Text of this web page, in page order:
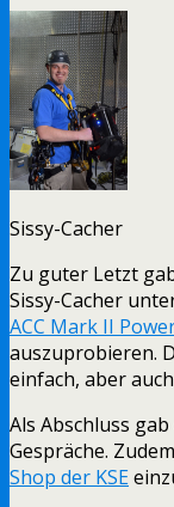
Sissy-Cacher
Zu guter Letzt
Sissy-Cacher
ACC Mark II
auszuprobieren.
einfach, aber
Als Abschluss
Gespräche.
Shop der KSE